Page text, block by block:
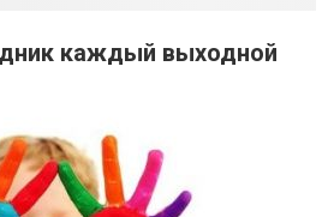
каждый выходной